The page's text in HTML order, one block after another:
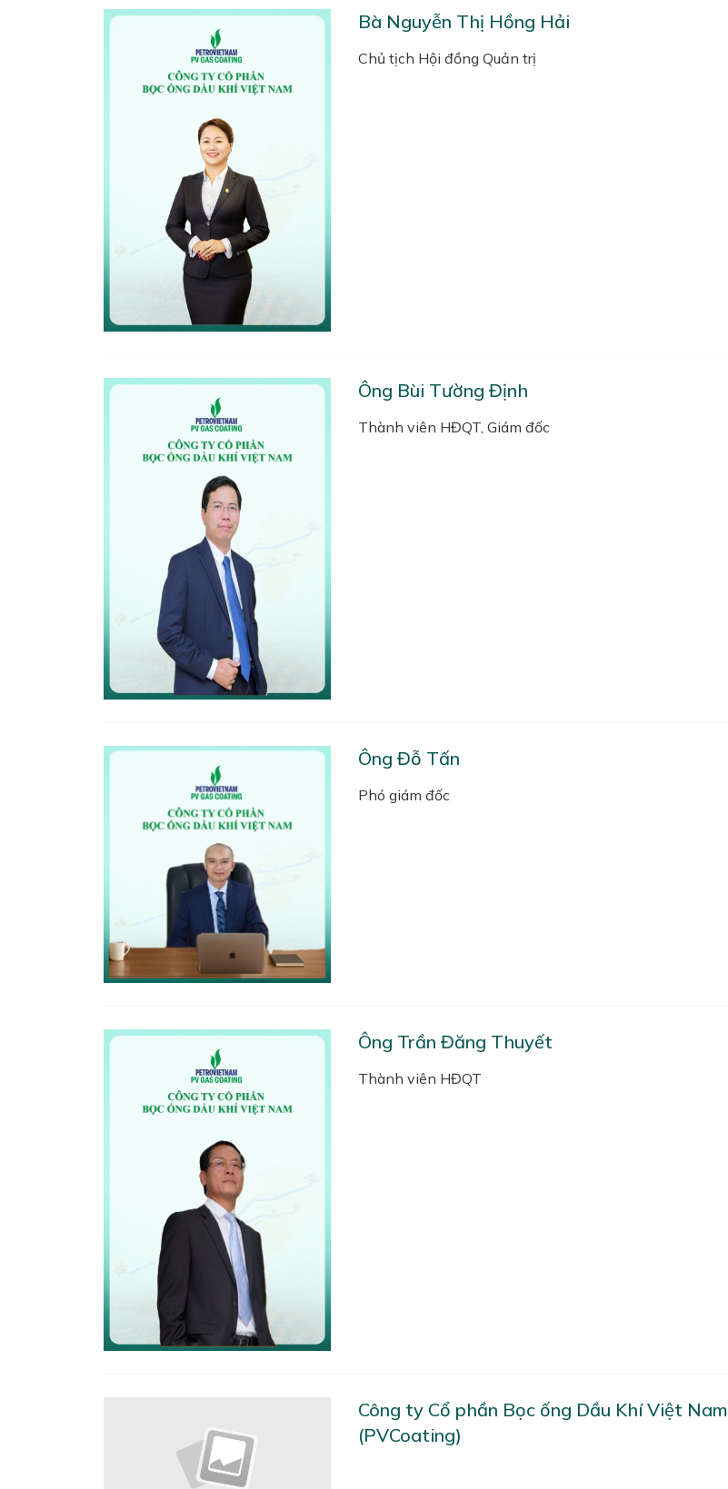
Bà Nguyễn Thị Hồng Hải
Chủ tịch Hội đồng Quản trị
Ông Bùi Tường Định
Thành viên HĐQT, Giám đốc
Ông Đỗ Tấn
Phó giám đốc
Ông Trần Đăng Thuyết
Thành viên HĐQT
Công ty Cổ phần Bọc ống Dầu Khí Việt Nam
(PVCoating)